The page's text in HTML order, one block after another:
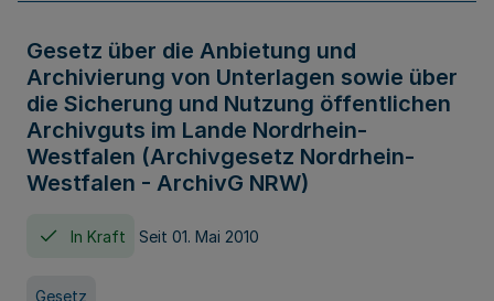
Gesetz über die Anbietung und
Archivierung von Unterlagen sowie über
die Sicherung und Nutzung öffentlichen
Archivguts im Lande Nordrhein-
Westfalen (Archivgesetz Nordrhein-
Westfalen - ArchivG NRW)
In Kraft Seit 01. Mai 2010
Gesetz